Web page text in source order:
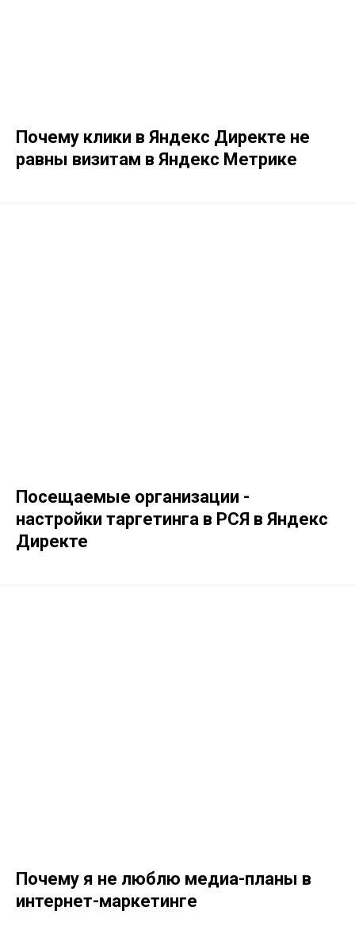
Почему клики в Яндекс Директе не
равны визитам в Яндекс Метрике
Посещаемые организации -
настройки таргетинга в РСЯ в Яндекс
Директе
Почему я не люблю медиа-планы в
интернет-маркетинге